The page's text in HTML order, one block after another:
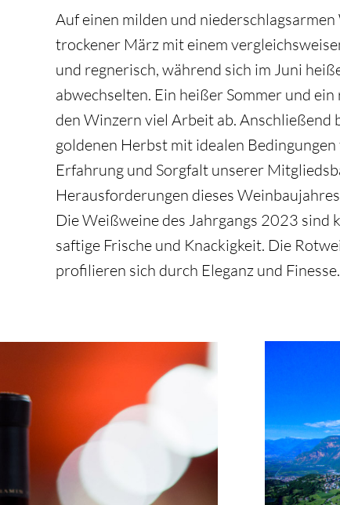
Auf einen milden und
trockener März mit einem
und regnerisch, während sich im Juni
abwechselten. Ein heißer Sommer und
den Winzern viel Arbeit ab.
goldenen Herbst mit idealen
Erfahrung und Sorgfalt unserer
Herausforderungen dieses
Die Weißweine des Jahrgangs 2023 sind
saftige Frische und Knackigkeit. Die
profilieren sich durch Eleganz und Finesse.